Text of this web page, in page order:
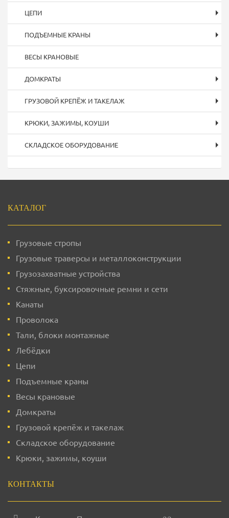
ЦЕПИ
ПОДЪЕМНЫЕ КРАНЫ
ВЕСЫ КРАНОВЫЕ
ДОМКРАТЫ
ГРУЗОВОЙ КРЕПЁЖ И ТАКЕЛАЖ
КРЮКИ, ЗАЖИМЫ, КОУШИ
СКЛАДСКОЕ ОБОРУДОВАНИЕ
КАТАЛОГ
Грузовые стропы
Грузовые траверсы и металлоконструкции
Грузозахватные устройства
Стяжные, буксировочные ремни и сети
Канаты
Проволока
Тали, блоки монтажные
Лебёдки
Цепи
Подъемные краны
Весы крановые
Домкраты
Грузовой крепёж и такелаж
Складское оборудование
Крюки, зажимы, коуши
КОНТАКТЫ